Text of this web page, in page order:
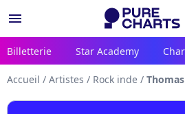
menu
Billetterie Star Academy
Accueil / Artistes / Rock inde /